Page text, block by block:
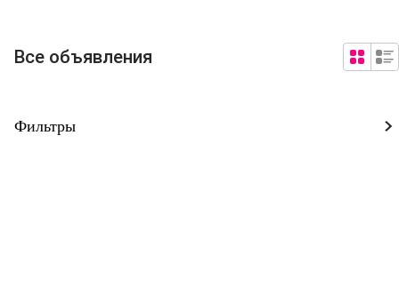
Все объявления
Фильтры